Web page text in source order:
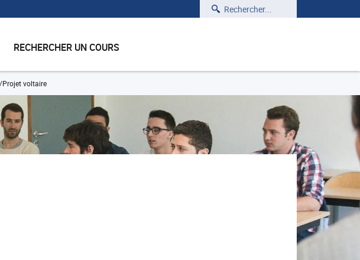
Rechercher
RECHERCHER UN COURS
Projet voltaire